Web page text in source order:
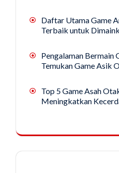
Daftar Utama Game
Terbaik untuk
Pengalaman Bermain
Temukan Game Asik
Top 5 Game Asah
Meningkatkan